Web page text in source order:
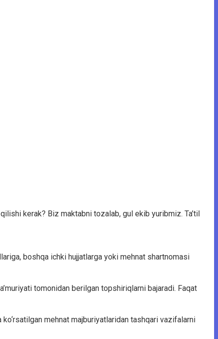
kerak? Biz maktabni tozalab, gul ekib yuribmiz. Ta’til
boshqa ichki hujjatlarga yoki mehnat shartnomasi
tomonidan berilgan topshiriqlarni bajaradi. Faqat
mehnat majburiyatlaridan tashqari vazifalarni